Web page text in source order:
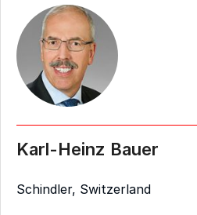
Karl-Heinz Bauer
Schindler, Switzerland